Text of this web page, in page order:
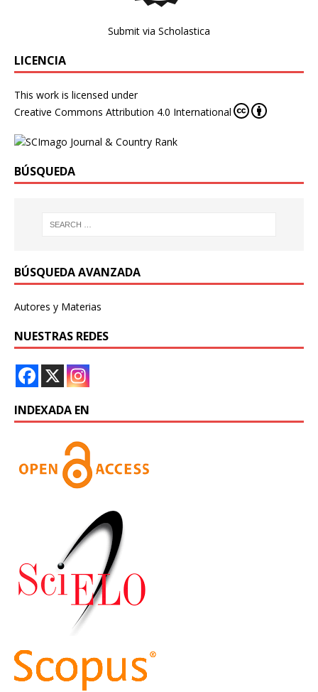
Submit via Scholastica
LICENCIA
This work is licensed under
Creative Commons Attribution 4.0 International
BÚSQUEDA
BÚSQUEDA AVANZADA
Autores y Materias
NUESTRAS REDES
INDEXADA EN